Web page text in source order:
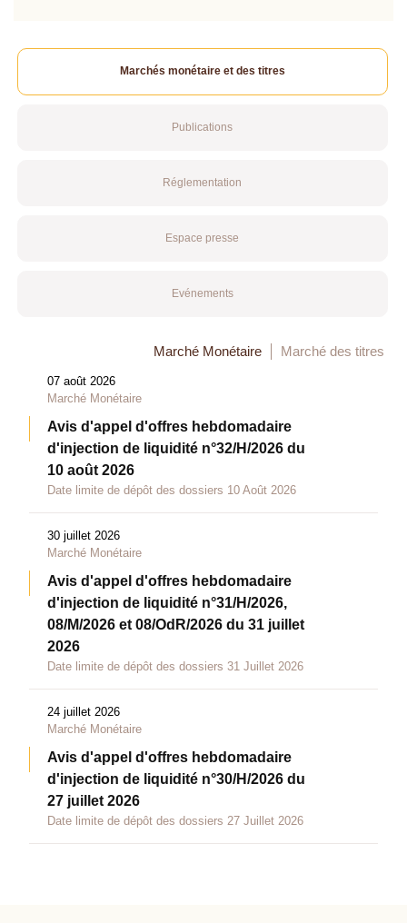
Marchés monétaire et des titres
Publications
Réglementation
Espace presse
Evénements
Marché Monétaire Marché des titres
07 août 2026
Marché Monétaire
Avis d'appel d'offres hebdomadaire
d'injection de liquidité n°32/H/2026 du
10 août 2026
Date limite de dépôt des dossiers 10 Août 2026
30 juillet 2026
Marché Monétaire
Avis d'appel d'offres hebdomadaire
d'injection de liquidité n°31/H/2026,
08/M/2026 et 08/OdR/2026 du 31 juillet
2026
Date limite de dépôt des dossiers 31 Juillet 2026
24 juillet 2026
Marché Monétaire
Avis d'appel d'offres hebdomadaire
d'injection de liquidité n°30/H/2026 du
27 juillet 2026
Date limite de dépôt des dossiers 27 Juillet 2026